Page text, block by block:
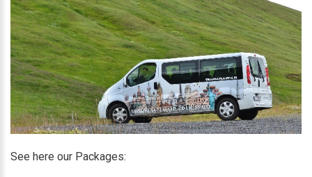
See here our Packages: